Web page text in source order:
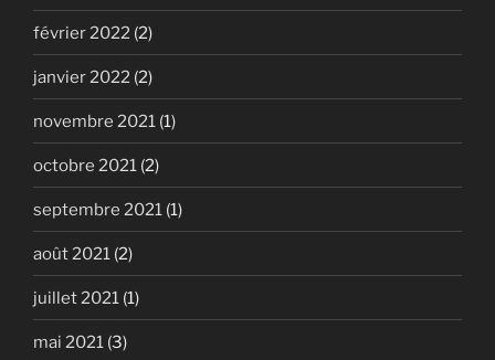
février 2022 (2)
janvier 2022 (2)
novembre 2021 (1)
octobre 2021 (2)
septembre 2021 (1)
août 2021 (2)
juillet 2021 (1)
mai 2021 (3)